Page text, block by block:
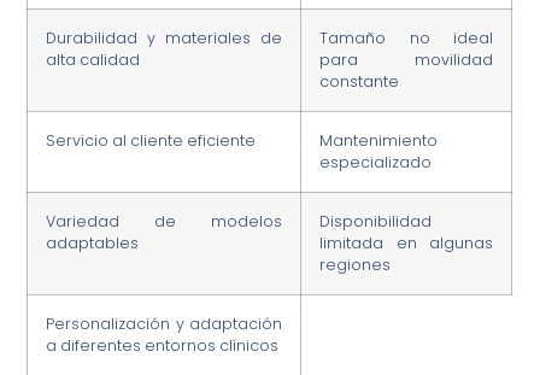
Durabilidad y materiales de
alta calidad
Tamaño no ideal
para movilidad
constante
Servicio al cliente eficiente
Mantenimiento
especializado
Variedad de modelos
adaptables
Disponibilidad
limitada en algunas
regiones
Personalización y adaptación
a diferentes entornos clínicos